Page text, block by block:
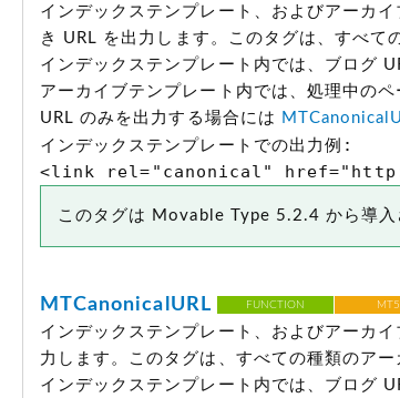
インデックステンプレート、およびアーカ
き URL を出力します。このタグは、すべて
インデックステンプレート内では、ブログ
アーカイブテンプレート内では、処理中のペ
URL のみを出力する場合には
インデックステンプレートでの出力例:
<link rel="canonical"
このタグは Movable Type 5.2.4 から導入
MTCanonicalURL FUNCTION
インデックステンプレート、およびアーカ
力します。このタグは、すべての種類のアー
インデックステンプレート内では、ブログ